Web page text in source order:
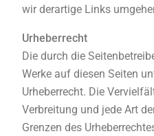
wir derartige Links
Urheberrecht
Die durch die
Werke auf diesen Seiten
Urheberrecht. Die
Verbreitung und jede Art
Grenzen des